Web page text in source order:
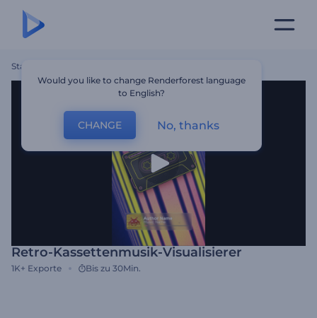
Startseite
Retro-Kassettenmusik-Visualisierer
1K+ Exporte Bis zu 30Min.
Would you like to change Renderforest language
to English?
CHANGE No, thanks